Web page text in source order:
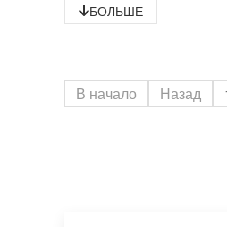
БОЛЬШЕ
В начало Назад